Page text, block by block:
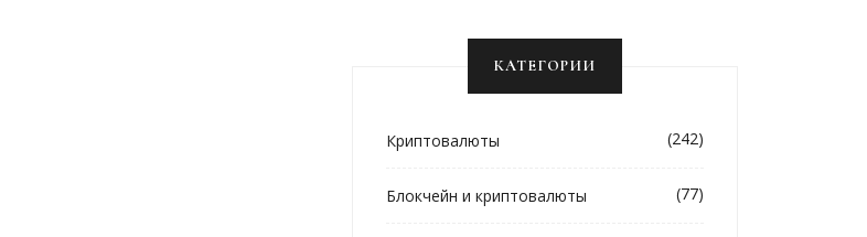
КАТЕГОРИИ
Криптовалюты (242)
Блокчейн и криптовалюты (77)